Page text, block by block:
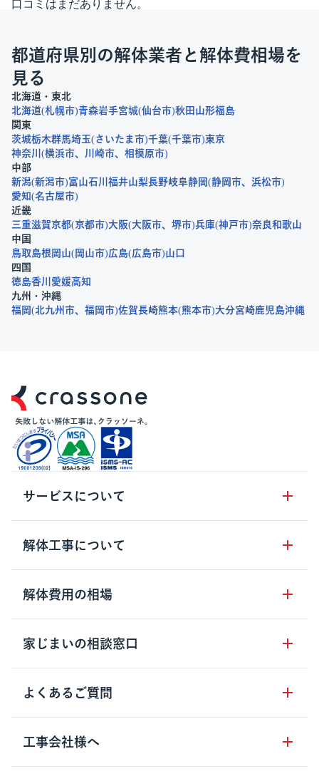
都道府県別の解体業者と解体費相場を
見る
北海道・東北
北海道 札幌市 青森岩手宮城 仙台市 秋田 山形福島
関東
茨城栃木群馬埼玉 さいたま市 千葉 千葉市 東京
神奈川
横浜市 川崎市
相模原市
中部
新潟 新潟市 富山石川 福井山梨長野岐阜静岡 静岡市
浜松市
愛知 名古屋市
近畿
三重滋賀京都 京都市 大阪 大阪市 堺市 兵庫 神戸市 奈良和歌山
中国
鳥取 島根 岡山 岡山市 広島 広島市 山口
四国
徳島香川 愛媛高知
九州・沖縄
福岡 北九州市 福岡市 佐賀長崎熊本 熊本市 大分宮崎鹿児島沖縄
サービスについて
サービスの流れ
サービスのメリット
クラッソーネの自治体連携
お客さまの声
空き家の処分を検討のお客様へ
解体工事について
解体工事の基礎知識
解体工事に関わる法律
用語集
解体費用の相場
木造住宅の相場
鉄骨造住宅の相場
RC造住宅の相場
家じまいの相談窓口
家じまいの相談窓口
よくあるご質問
クラッソーネの利用方法
工事の進め方
工事会社様へ